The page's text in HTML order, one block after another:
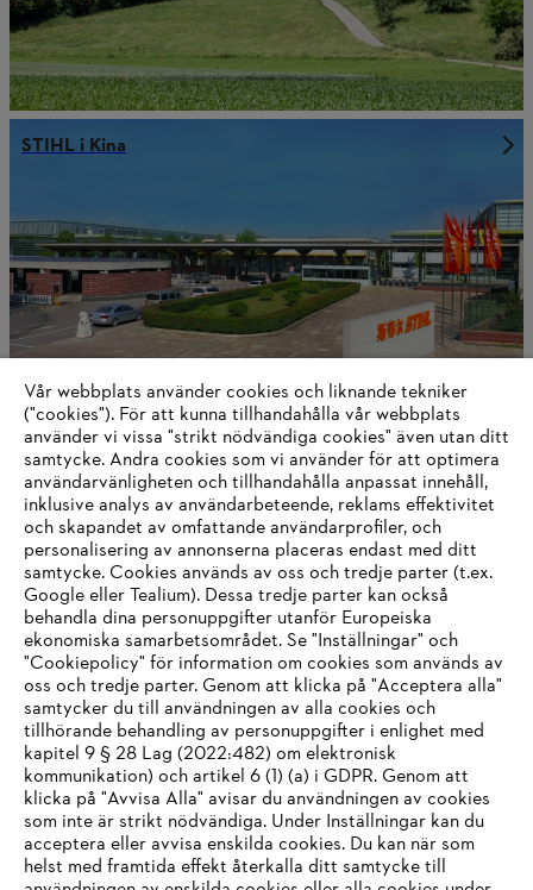
STIHL i Kina
STIHL i Filippinerna
Information för leverantörer
Produkter
Kontakt
Karriär
System för visselblåsare
Vår webbplats använder cookies och liknande tekniker
("cookies"). För att kunna tillhandahålla vår webbplats
använder vi vissa "strikt nödvändiga cookies" även utan ditt
samtycke. Andra cookies som vi använder för att optimera
användarvänligheten och tillhandahålla anpassat innehåll,
inklusive analys av användarbeteende, reklams effektivitet
och skapandet av omfattande användarprofiler, och
personalisering av annonserna placeras endast med ditt
samtycke. Cookies används av oss och tredje parter (t.ex.
Google eller Tealium). Dessa tredje parter kan också
behandla dina personuppgifter utanför Europeiska
ekonomiska samarbetsområdet. Se "Inställningar" och
"Cookiepolicy" för information om cookies som används av
oss och tredje parter. Genom att klicka på "Acceptera alla"
samtycker du till användningen av alla cookies och
tillhörande behandling av personuppgifter i enlighet med
kapitel 9 § 28 Lag (2022:482) om elektronisk
kommunikation) och artikel 6 (1) (a) i GDPR. Genom att
klicka på "Avvisa Alla" avisar du användningen av cookies
som inte är strikt nödvändiga. Under Inställningar kan du
acceptera eller avvisa enskilda cookies. Du kan när som
helst med framtida effekt återkalla ditt samtycke till